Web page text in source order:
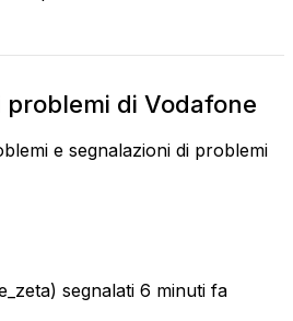
problemi di Vodafone
e segnalazioni di problemi
segnalati 6 minuti fa